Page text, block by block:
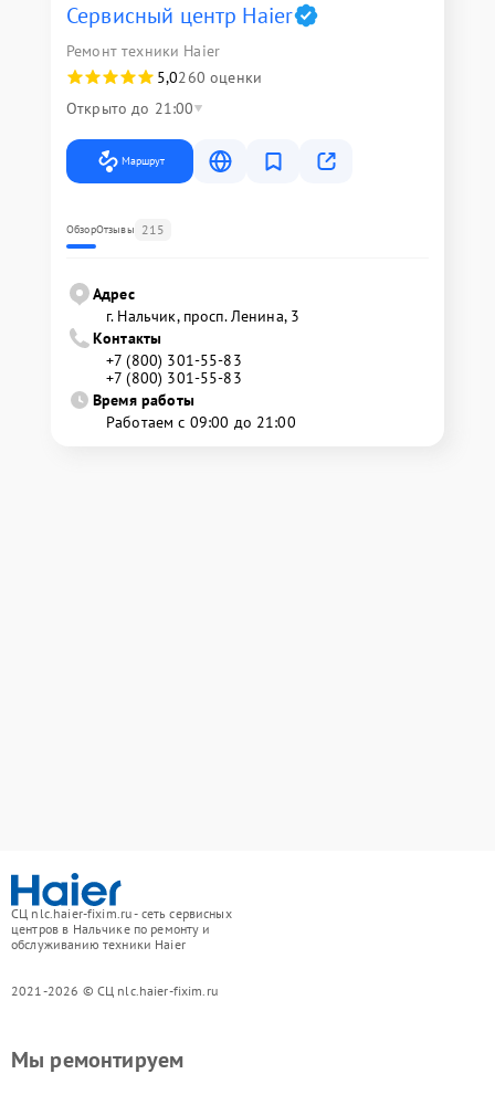
Сервисный центр Haier
Ремонт техники Haier
5,0260 оценки
Открыто до 21:00
Маршрут
ОбзорОтзывы 215
Адрес
г. Нальчик, просп. Ленина, 3
Контакты
+7 (800) 301-55-83
+7 (800) 301-55-83
Время работы
Работаем с 09:00 до 21:00
СЦ nlc.haier-fixim.ru - сеть сервисных
центров в Нальчике по ремонту и
обслуживанию техники Haier
2021-2026 © СЦ nlc.haier-fixim.ru
Мы ремонтируем